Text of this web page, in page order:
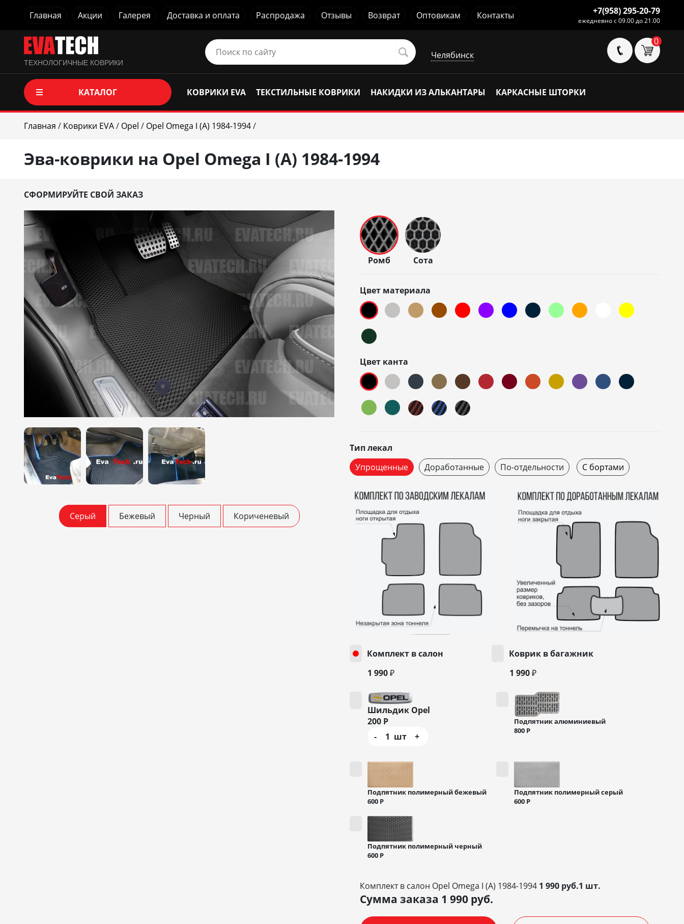
Главная Акции Галерея Доставка и оплата Распродажа Отзывы Возврат Оптовикам Контакты +7(958) 295-20-79
ежедневно с 09.00 до 21.00
ТЕХНОЛОГИЧНЫЕ КОВРИКИ
Челябинск
0
КАТАЛОГ КОВРИКИ EVA ТЕКСТИЛЬНЫЕ КОВРИКИ НАКИДКИ ИЗ АЛЬКАНТАРЫ КАРКАСНЫЕ ШТОРКИ
Главная / Коврики EVA/ Opel / Opel Omega I (A) 1984-1994/
Эва-коврики на Opel Omega I (A) 1984-1994
СФОРМИРУЙТЕ СВОЙ ЗАКАЗ
Серый Бежевый Черный Кориченевый
Ромб Сота
Цвет материала
Цвет канта
Тип лекал
Упрощенные
Доработанные По-отдельности С бортами
Комплект в салон
1 990 ₽
Коврик в багажник
1 990 ₽
Шильдик Opel
200 Р
-
1 шт +
Подпятник алюминиевый
800 Р
Подпятник полимерный бежевый
600 Р
Подпятник полимерный серый
600 Р
Подпятник полимерный черный
600 Р
Комплект в салон Opel Omega I (A) 1984-1994 1 990 руб.1 шт.
Сумма заказа 1 990 руб.